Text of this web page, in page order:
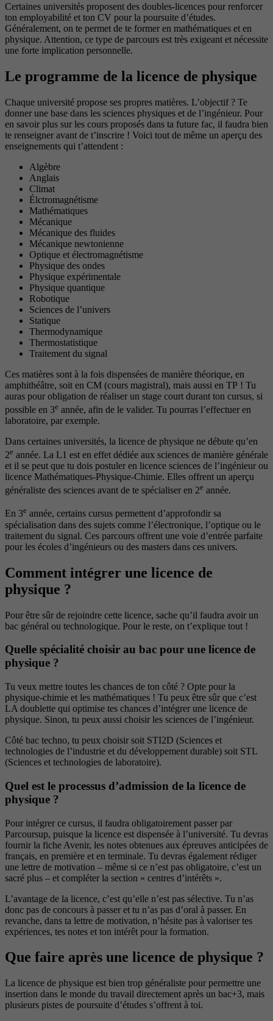
Certaines universités proposent des doubles-licences pour renforcer
ton employabilité et ton CV pour la poursuite d’études.
Généralement, on te permet de te former en mathématiques et en
physique. Attention, ce type de parcours est très exigeant et nécessite
une forte implication personnelle.
Le programme de la licence de physique
Chaque université propose ses propres matières. L’objectif ? Te
donner une base dans les sciences physiques et de l’ingénieur. Pour
en savoir plus sur les cours proposés dans ta future fac, il faudra bien
te renseigner avant de t’inscrire ! Voici tout de même un aperçu des
enseignements qui t’attendent :
Algèbre
Anglais
Climat
Élctromagnétisme
Mathématiques
Mécanique
Mécanique des fluides
Mécanique newtonienne
Optique et électromagnétisme
Physique des ondes
Physique expérimentale
Physique quantique
Robotique
Sciences de l’univers
Statique
Thermodynamique
Thermostatistique
Traitement du signal
Ces matières sont à la fois dispensées de manière théorique, en
amphithéâtre, soit en CM (cours magistral), mais aussi en TP ! Tu
auras pour obligation de réaliser un stage court durant ton cursus, si
possible en 3e année, afin de le valider. Tu pourras l’effectuer en
laboratoire, par exemple.
Dans certaines universités, la licence de physique ne débute qu’en
2e année. La L1 est en effet dédiée aux sciences de manière générale
et il se peut que tu dois postuler en licence sciences de l’ingénieur ou
licence Mathématiques-Physique-Chimie. Elles offrent un aperçu
généraliste des sciences avant de te spécialiser en 2e année.
En 3e année, certains cursus permettent d’approfondir sa
spécialisation dans des sujets comme l’électronique, l’optique ou le
traitement du signal. Ces parcours offrent une voie d’entrée parfaite
pour les écoles d’ingénieurs ou des masters dans ces univers.
Comment intégrer une licence de
physique ?
Pour être sûr de rejoindre cette licence, sache qu’il faudra avoir un
bac général ou technologique. Pour le reste, on t’explique tout !
Quelle spécialité choisir au bac pour une licence de
physique ?
Tu veux mettre toutes les chances de ton côté ? Opte pour la
physique-chimie et les mathématiques ! Tu peux être sûr que c’est
LA doublette qui optimise tes chances d’intégrer une licence de
physique. Sinon, tu peux aussi choisir les sciences de l’ingénieur.
Côté bac techno, tu peux choisir soit STI2D (Sciences et
technologies de l’industrie et du développement durable) soit STL
(Sciences et technologies de laboratoire).
Quel est le processus d’admission de la licence de
physique ?
Pour intégrer ce cursus, il faudra obligatoirement passer par
Parcoursup, puisque la licence est dispensée à l’université. Tu devras
fournir la fiche Avenir, les notes obtenues aux épreuves anticipées de
français, en première et en terminale. Tu devras également rédiger
une lettre de motivation – même si ce n’est pas obligatoire, c’est un
sacré plus – et compléter la section « centres d’intérêts ».
L’avantage de la licence, c’est qu’elle n’est pas sélective. Tu n’as
donc pas de concours à passer et tu n’as pas d’oral à passer. En
revanche, dans ta lettre de motivation, n’hésite pas à valoriser tes
expériences, tes notes et ton intérêt pour la formation.
Que faire après une licence de physique ?
La licence de physique est bien trop généraliste pour permettre une
insertion dans le monde du travail directement après un bac+3, mais
plusieurs pistes de poursuite d’études s’offrent à toi.